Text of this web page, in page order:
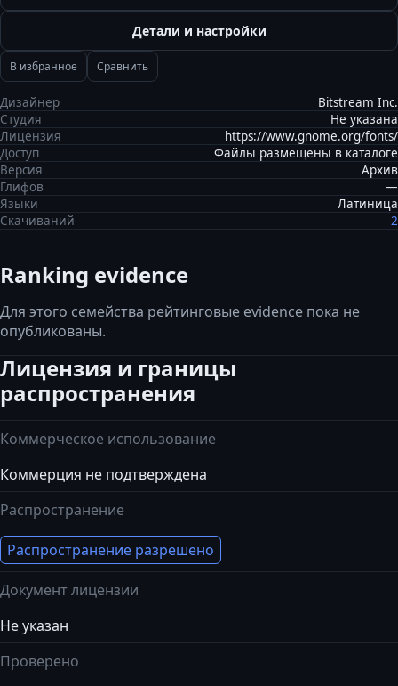
Детали и настройки
В избранное Сравнить
Дизайнер
Bitstream Inc.
Студия
Не указана
Лицензия
https://www.gnome.org/fonts/
Доступ
Файлы размещены в каталоге
Версия
Архив
Глифов
—
Языки
Латиница
Скачиваний
2
Ranking evidence
Для этого семейства рейтинговые evidence пока не
опубликованы.
Лицензия и границы
распространения
Коммерческое использование
Коммерция не подтверждена
Распространение
Распространение разрешено
Документ лицензии
Не указан
Проверено